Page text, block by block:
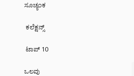
ಸೂಚ್ಯಂಕ
ಕಲೆಕ್ಷನ್ಸ್
ಟಾಪ್ 10
ಒಲವು